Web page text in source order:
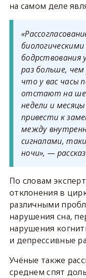
на самом деле
раз больше,
что у вас часы
отстают на
недели и
привести к
между
сигналами,
ночи», —
По словам
отклонения в
различными
нарушения сна,
нарушения
и депрессивные
Учёные также
среднем спят